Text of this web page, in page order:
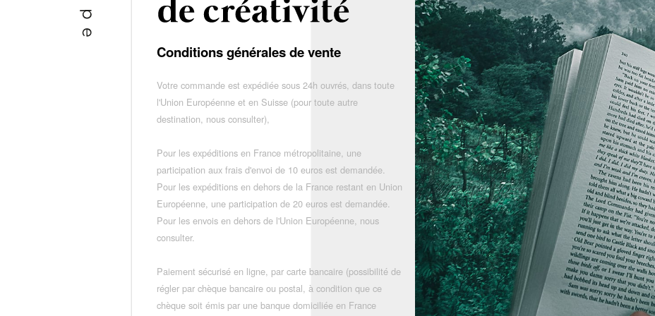
Conditions générales de vente
Votre commande est expédiée sous 24h ouvrés, dans toute
l'Union Européenne et en Suisse (pour toute autre
destination, nous consulter),
Pour les expéditions en France métropolitaine, une
participation aux frais d'envoi de 10 euros est demandée.
Pour les expéditions en dehors de la France restant en Union
Européenne, une participation de 20 euros est demandée.
Pour les envois en dehors de l'Union Européenne, nous
consulter.
Paiement sécurisé en ligne, par carte bancaire (possibilité de
régler par chèque bancaire ou postal, à condition que ce
chèque soit émis par une banque domiciliée en France